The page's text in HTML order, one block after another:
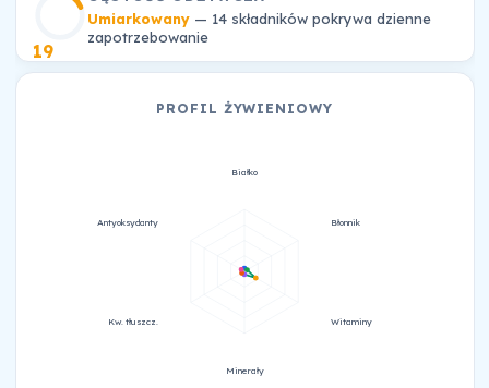
19
Umiarkowany— 14 składników pokrywa dzienne
zapotrzebowanie
PROFIL ŻYWIENIOWY
Białko
Błonnik
Witaminy
Minerały
Kw. tłuszcz.
Antyoksydanty